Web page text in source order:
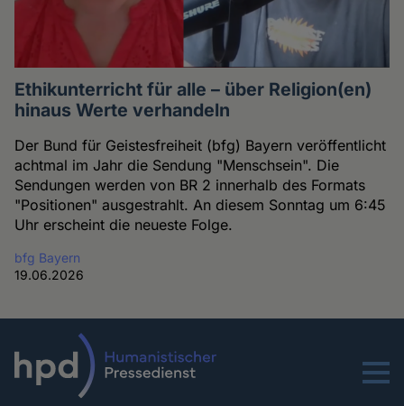
Ethikunterricht für alle – über Religion(en)
hinaus Werte verhandeln
Der Bund für Geistesfreiheit (bfg) Bayern veröffentlicht
achtmal im Jahr die Sendung "Menschsein". Die
Sendungen werden von BR 2 innerhalb des Formats
"Positionen" ausgestrahlt. An diesem Sonntag um 6:45
Uhr erscheint die neueste Folge.
bfg Bayern
19.06.2026
Menu